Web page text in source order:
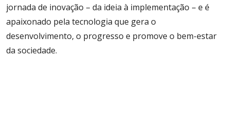
jornada de inovação – da ideia à implementação – e é
apaixonado pela tecnologia que gera o
desenvolvimento, o progresso e promove o bem-estar
da sociedade.